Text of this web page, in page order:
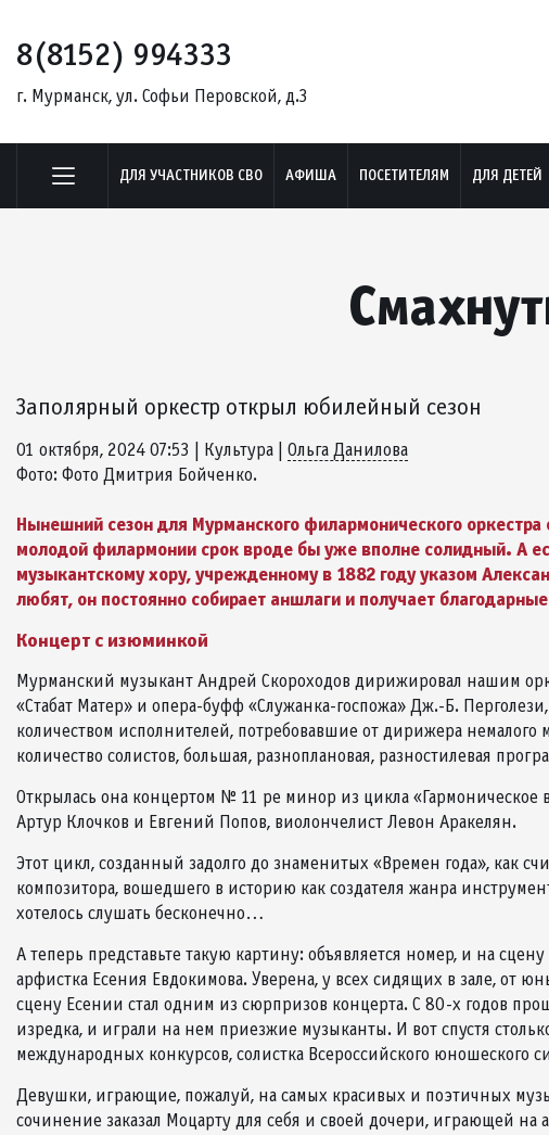
8(8152) 994333
г. Мурманск, ул. Софьи Перовской, д.3
ДЛЯ УЧАСТНИКОВ СВО АФИША ПОСЕТИТЕЛЯМ ДЛЯ ДЕТЕЙ
Заполярный оркестр открыл юбилейный сезон
01 октября, 2024 07:53 | Культура
Ольга Данилова
Фото: Фото Дмитрия Бойченко.
Нынешний сезон для Мурманского филармонического
молодой филармонии срок вроде бы уже вполне солидный. А
музыкантскому хору, учрежденному в 1882 году указом
любят, он постоянно собирает аншлаги и получает
Концерт с изюминкой
Мурманский музыкант Андрей Скороходов дирижировал нашим
«Стабат Матер» и опера-буфф «Служанка-госпожа» Дж.-Б.
количеством исполнителей, потребовавшие от дирижера
количество солистов, большая, разноплановая, разностилевая
Открылась она концертом № 11 ре минор из цикла
Артур Клочков и Евгений Попов, виолончелист Левон Аракелян.
Этот цикл, созданный задолго до знаменитых «Времен года», как
композитора, вошедшего в историю как создателя жанра
хотелось слушать бесконечно…
А теперь представьте такую картину: объявляется номер, и на
арфистка Есения Евдокимова. Уверена, у всех сидящих в зале, от
сцену Есении стал одним из сюрпризов концерта. С 80-х годов
изредка, и играли на нем приезжие музыканты. И вот спустя
международных конкурсов, солистка Всероссийского юношеского
Девушки, играющие, пожалуй, на самых красивых и поэтичных
сочинение заказал Моцарту для себя и своей дочери, играющей